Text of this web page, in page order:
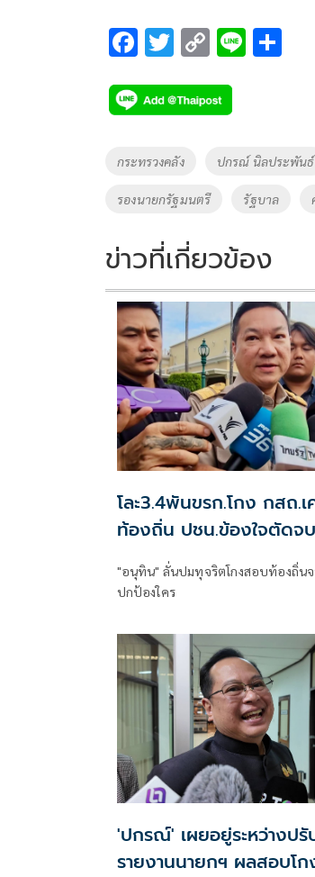
F
e
b
o
k
T
tt
er
C
p
y
Li
n
Li
Tags
กระทรวงคลัง ปกรณ์ นิลประพันธ์
รองนายกรัฐมนตรี รัฐบาล
ข่าวที่เกี่ยวข้อง
โละ3.4พันขรก.โกง กสถ.
ท้องถิ่น ปชน.ข้องใจตั
"อนุทิน" ลั่นปมทุจริตโกงสอบท้องถิ่น
ปกป้องใคร
'ปกรณ์' เผยอยู่ระหว่างป
รายงานนายกฯ ผลสอบโ